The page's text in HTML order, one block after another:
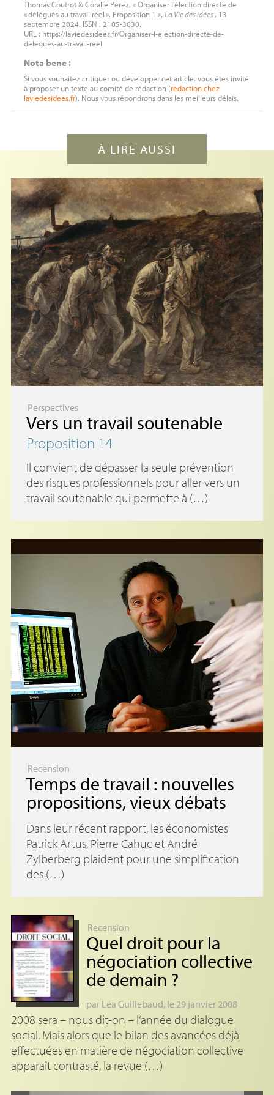
Thomas Coutrot & Coralie Perez, « Organiser l’élection directe de
«délégués au travail réel». Proposition 1 », La Vie des idées, 13
septembre 2024. ISSN : 2105-3030.
URL : https://laviedesidees.fr/Organiser-l-election-directe-de-
delegues-au-travail-reel
Nota bene :
Si vous souhaitez critiquer ou développer cet article, vous êtes invité
à proposer un texte au comité de rédaction (redactionchez
laviedesidees.fr). Nous vous répondrons dans les meilleurs délais.
À LIRE AUSSI
Perspectives
Vers un travail soutenable
Proposition 14
Il convient de dépasser la seule prévention
des risques professionnels pour aller vers un
travail soutenable qui permette à (…)
Recension
Temps de travail : nouvelles
propositions, vieux débats
Dans leur récent rapport, les économistes
Patrick Artus, Pierre Cahuc et André
Zylberberg plaident pour une simplification
des (…)
Recension
Quel droit pour la
négociation collective
de demain ?
par Léa Guillebaud, le 29 janvier 2008
2008 sera – nous dit-on – l’année du dialogue
social. Mais alors que le bilan des avancées déjà
effectuées en matière de négociation collective
apparaît contrasté, la revue (…)